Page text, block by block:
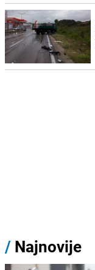
/ Najnovije